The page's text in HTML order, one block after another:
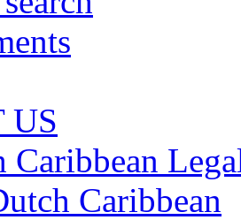
US
Caribbean
Caribbean